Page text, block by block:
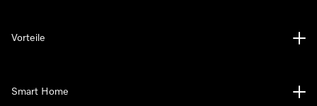
Vorteile
Smart Home